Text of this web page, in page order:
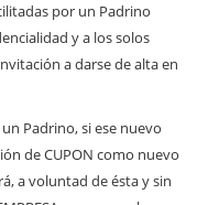
por un Padrino
y a los solos
a darse de alta en
Padrino, si ese nuevo
de CUPON como nuevo
a voluntad de ésta y sin